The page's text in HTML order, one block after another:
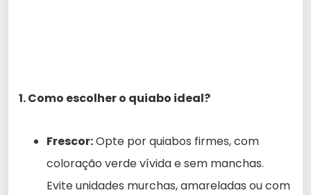
1. Como escolher o quiabo ideal?
Frescor:Opte por quiabos firmes, com
coloração verde vívida e sem manchas.
Evite unidades murchas, amareladas ou com